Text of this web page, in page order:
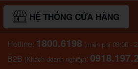
HỆ THỐNG CỬA HÀNG
Hotline: 1800.6198 (miễn phí 09:00 -
B2B (Khách doanh nghiệp):